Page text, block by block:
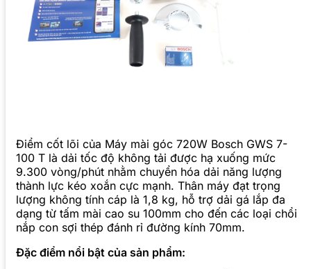
Điểm cốt lõi của Máy mài góc 720W Bosch GWS 7-
100 T là dải tốc độ không tải được hạ xuống mức
9.300 vòng/phút nhằm chuyển hóa dải năng lượng
thành lực kéo xoắn cực mạnh. Thân máy đạt trọng
lượng không tính cáp là 1,8 kg, hỗ trợ dải gá lắp đa
dạng từ tấm mài cao su 100mm cho đến các loại chổi
nắp con sợi thép đánh rỉ đường kính 70mm.
Đặc điểm nổi bật của sản phẩm: